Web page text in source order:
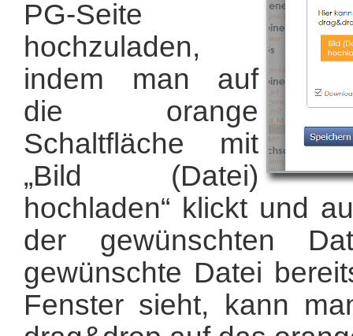
PG-Seite
hochzuladen,
indem man auf
die orange
Schaltfläche mit
„Bild (Datei)
hochladen“ klickt und
der gewünschten
gewünschte Datei
Fenster sieht, kann